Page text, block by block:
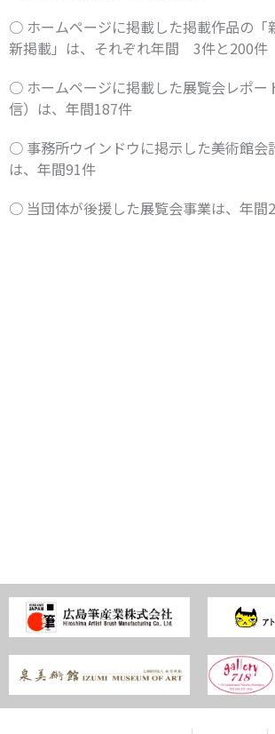
○ ホームページに掲載した掲載作品の「
新掲載」は、それぞれ年間 3件と200件
○ ホームページに掲載した展覧会レポー
信）は、年間187件
○ 事務所ウインドウに掲示した美術館会
は、年間91件
○ 当団体が後援した展覧会事業は、年間